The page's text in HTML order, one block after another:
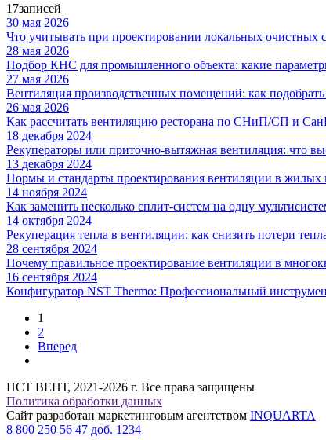
17записей
30 мая 2026
Что учитывать при проектировании локальных
28 мая 2026
Подбор КНС для промышленного объекта: какие
27 мая 2026
Вентиляция производственных помещений: как
26 мая 2026
Как рассчитать вентиляцию ресторана по СНиП/СП и
18 декабря 2024
Рекуператоры или приточно-вытяжная вентиляция: что
13 декабря 2024
Нормы и стандарты проектирования вентиляции в жилых
14 ноября 2024
Как заменить несколько сплит-систем на одну
14 октября 2024
Рекуперация тепла в вентиляции: как снизить потери
28 сентября 2024
Почему правильное проектирование вентиляции в
16 сентября 2024
Конфигуратор NST Thermo: Профессиональный
1
2
Вперед
НСТ ВЕНТ, 2021-2026 г. Все права защищены
Политика обработки данных
Сайт разработан маркетинговым агентством INQUARTA
8 800 250 56 47 доб. 1234